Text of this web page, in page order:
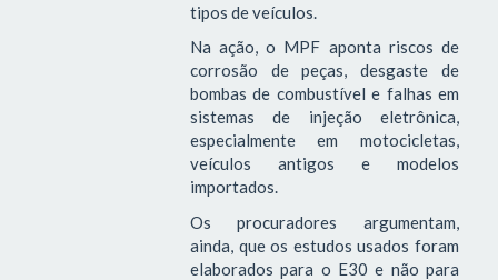
tipos de veículos.
Na ação, o MPF aponta riscos de
corrosão de peças, desgaste de
bombas de combustível e falhas em
sistemas de injeção eletrônica,
especialmente em motocicletas,
veículos antigos e modelos
importados.
Os procuradores argumentam,
ainda, que os estudos usados foram
elaborados para o E30 e não para